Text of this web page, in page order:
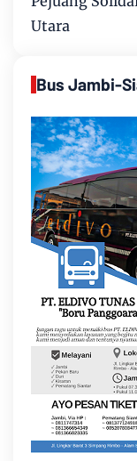
Utara
Bus Jambi-